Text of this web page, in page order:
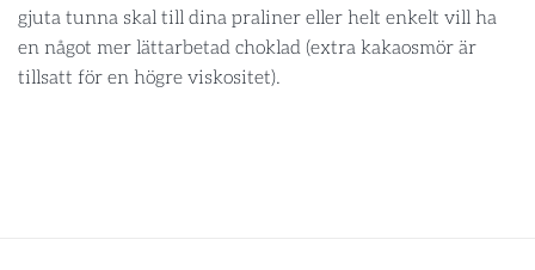
gjuta tunna skal till dina praliner eller helt enkelt vill ha
en något mer lättarbetad choklad (extra kakaosmör är
tillsatt för en högre viskositet).